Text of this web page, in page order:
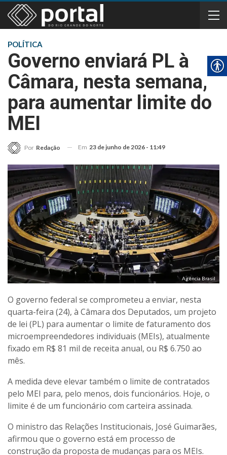
POLÍTICA
Governo enviará PL à
Câmara, nesta semana,
para aumentar limite do
MEI
Por Redação Em 23 de junho de 2026 - 11:49
Agência Brasil
O governo federal se comprometeu a enviar, nesta
quarta-feira (24), à Câmara dos Deputados, um projeto
de lei (PL) para aumentar o limite de faturamento dos
microempreendedores individuais (MEIs), atualmente
fixado em R$ 81 mil de receita anual, ou R$ 6.750 ao
mês.
A medida deve elevar também o limite de contratados
pelo MEI para, pelo menos, dois funcionários. Hoje, o
limite é de um funcionário com carteira assinada.
O ministro das Relações Institucionais, José Guimarães,
afirmou que o governo está em processo de
construção da proposta de mudanças para os MEIs.